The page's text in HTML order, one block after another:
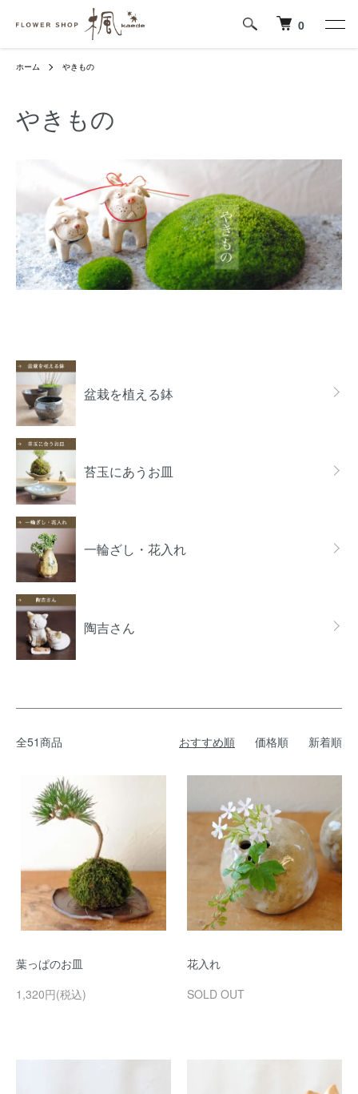
0
ホーム やきもの
やきもの
カテゴリー一覧
盆栽を植える鉢
苔玉にあうお皿
一輪ざし・花入れ
陶吉さん
全51商品 おすすめ順 価格順 新着順
葉っぱのお皿
1,320円(税込)
花入れ
SOLD OUT